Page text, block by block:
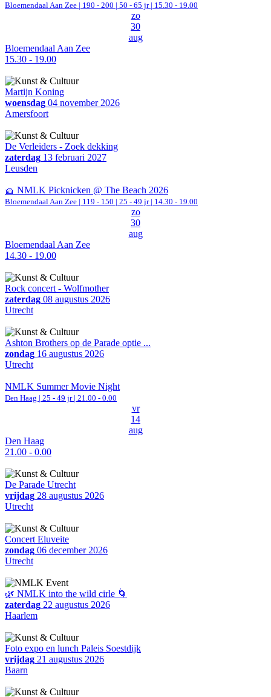
Bloemendaal Aan Zee | 190 - 200 | 50 - 65 jr | 15.30 - 19.00
zo
30
aug
Bloemendaal Aan Zee
15.30 - 19.00
Martijn Koning
woensdag 04 november 2026
Amersfoort
De Verleiders - Zoek dekking
zaterdag 13 februari 2027
Leusden
🧺 NMLK Picknicken @ The Beach 2026
Bloemendaal Aan Zee | 119 - 150 | 25 - 49 jr | 14.30 - 19.00
zo
30
aug
Bloemendaal Aan Zee
14.30 - 19.00
Rock concert - Wolfmother
zaterdag 08 augustus 2026
Utrecht
Ashton Brothers op de Parade optie ...
zondag 16 augustus 2026
Utrecht
NMLK Summer Movie Night
Den Haag | 25 - 49 jr | 21.00 - 0.00
vr
14
aug
Den Haag
21.00 - 0.00
De Parade Utrecht
vrijdag 28 augustus 2026
Utrecht
Concert Eluveite
zondag 06 december 2026
Utrecht
🌿 NMLK into the wild cirle 🌀
zaterdag 22 augustus 2026
Haarlem
Foto expo en lunch Paleis Soestdijk
vrijdag 21 augustus 2026
Baarn